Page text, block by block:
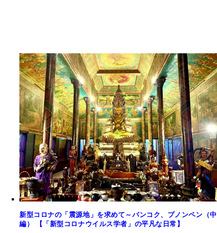
新型コロナの「震源地」を求めて～バンコク、プノンペン（中
編） 【「新型コロナウイルス学者」の平凡な日常】